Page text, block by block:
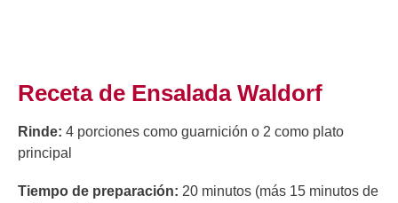
Receta de Ensalada Waldorf
Rinde: 4 porciones como guarnición o 2 como plato
principal
Tiempo de preparación: 20 minutos (más 15 minutos de